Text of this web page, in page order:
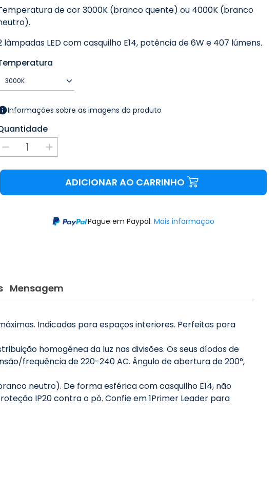
de cor 3000K (branco quente) ou 4000K (branco
lâmpadas LED com casquilho E14, potência de 6W e 407 lúmens.
Informações sobre as imagens do produto
ADICIONAR AO CARRINHO
Pague em Paypal.Mais informação
Mensagem
Indicadas para espaços interiores. Perfeitas para
homogénea da luz nas divisões. Os seus díodos de
frequência de 220-240 AC. Ângulo de abertura de 200°,
neutro). De forma esférica com casquilho E14, não
IP20 contra o pó. Confie em 1Primer Leader para